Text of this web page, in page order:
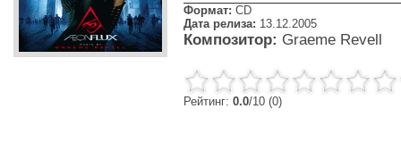
Формат: CD
Дата релиза: 13.12.2005
Композитор: Graeme Revell
Рейтинг: 0.0/10 (0)